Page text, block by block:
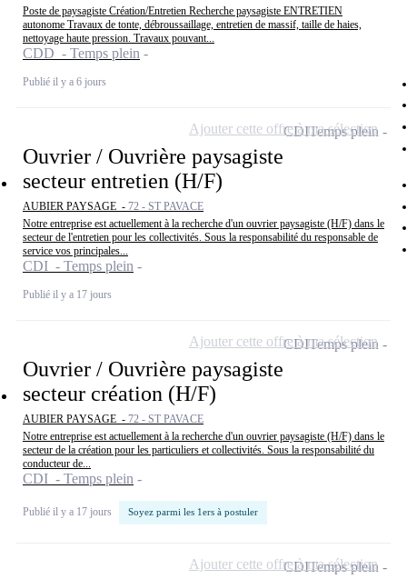
Poste de paysagiste Création/Entretien Recherche paysagiste ENTRETIEN
autonome Travaux de tonte, débroussaillage, entretien de massif, taille de haies,
nettoyage haute pression. Travaux pouvant...
CDD - Temps plein
Publié il y a 6 jours
Ouvrier / Ouvrière paysagiste
secteur entretien (H/F)
AUBIER PAYSAGE - 72 - ST PAVACE
Notre entreprise est actuellement à la recherche d'un ouvrier paysagiste (H/F) dans le
secteur de l'entretien pour les collectivités. Sous la responsabilité du responsable de
service vos principales...
CDI - Temps plein
Publié il y a 17 jours
CDITemps plein
Ajouter cette offre à ma sélection
Ouvrier / Ouvrière paysagiste
secteur création (H/F)
AUBIER PAYSAGE - 72 - ST PAVACE
Notre entreprise est actuellement à la recherche d'un ouvrier paysagiste (H/F) dans le
secteur de la création pour les particuliers et collectivités. Sous la responsabilité du
conducteur de...
CDI - Temps plein
Publié il y a 17 jours Soyez parmi les 1ers à postuler
CDITemps plein
Ajouter cette offre à ma sélection
CDITemps plein
Ajouter cette offre à ma sélection